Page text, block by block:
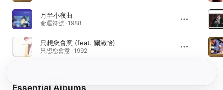
月半小夜曲
命運符號 · 1988
只想您會意 (feat. 關淑怡)
只想您會意 · 1992
Essential Albums